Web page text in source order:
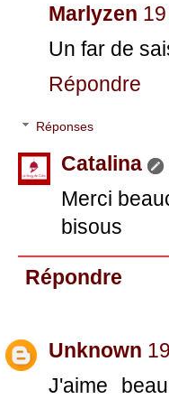
Marlyzen
Un far de
Répondre
Réponses
Catalina
Merci
bisous
Répondre
Unknown
J'aime